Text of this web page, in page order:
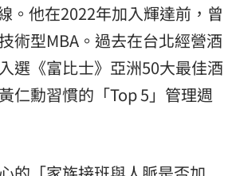
。他在2022年加入輝達前，曾
術型MBA。過去在台北經營酒
選《富比士》亞洲50大最佳酒
仁勳習慣的「Top 5」管理週